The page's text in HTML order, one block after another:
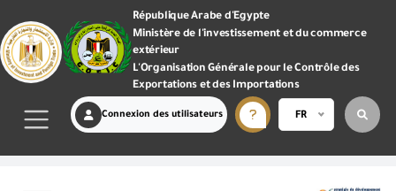
République Arabe d'Egypte
Ministère de l'investissement et du commerce
extérieur
L'Organisation Générale pour le Contrôle des
Exportations et des Importations
Connexion des utilisateurs FR